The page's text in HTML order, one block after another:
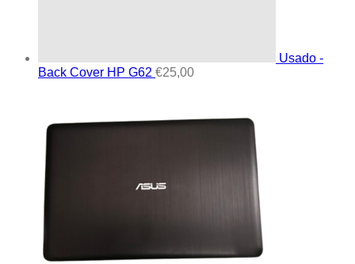
Usado -
Back Cover HP G62 €25,00